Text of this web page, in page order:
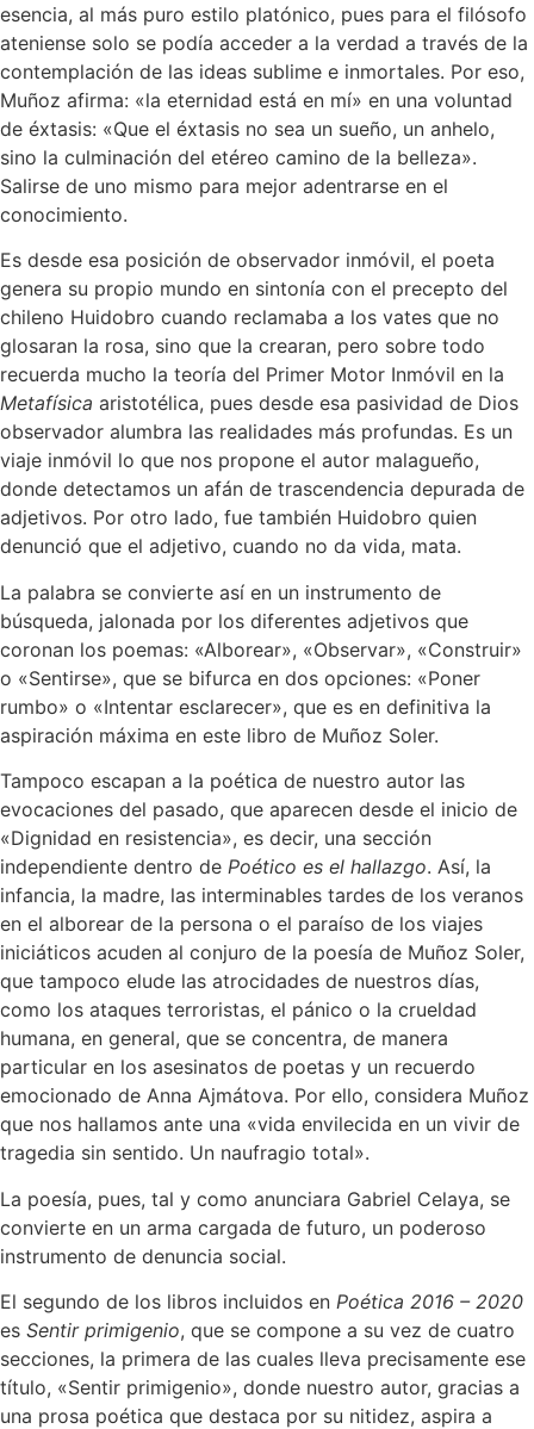
esencia, al más puro estilo platónico, pues para el filósofo
ateniense solo se podía acceder a la verdad a través de la
contemplación de las ideas sublime e inmortales. Por eso,
Muñoz afirma: «la eternidad está en mí» en una voluntad
de éxtasis: «Que el éxtasis no sea un sueño, un anhelo,
sino la culminación del etéreo camino de la belleza».
Salirse de uno mismo para mejor adentrarse en el
conocimiento.
Es desde esa posición de observador inmóvil, el poeta
genera su propio mundo en sintonía con el precepto del
chileno Huidobro cuando reclamaba a los vates que no
glosaran la rosa, sino que la crearan, pero sobre todo
recuerda mucho la teoría del Primer Motor Inmóvil en la
Metafísica aristotélica, pues desde esa pasividad de Dios
observador alumbra las realidades más profundas. Es un
viaje inmóvil lo que nos propone el autor malagueño,
donde detectamos un afán de trascendencia depurada de
adjetivos. Por otro lado, fue también Huidobro quien
denunció que el adjetivo, cuando no da vida, mata.
La palabra se convierte así en un instrumento de
búsqueda, jalonada por los diferentes adjetivos que
coronan los poemas: «Alborear», «Observar», «Construir»
o «Sentirse», que se bifurca en dos opciones: «Poner
rumbo» o «Intentar esclarecer», que es en definitiva la
aspiración máxima en este libro de Muñoz Soler.
Tampoco escapan a la poética de nuestro autor las
evocaciones del pasado, que aparecen desde el inicio de
«Dignidad en resistencia», es decir, una sección
independiente dentro de Poético es el hallazgo. Así, la
infancia, la madre, las interminables tardes de los veranos
en el alborear de la persona o el paraíso de los viajes
iniciáticos acuden al conjuro de la poesía de Muñoz Soler,
que tampoco elude las atrocidades de nuestros días,
como los ataques terroristas, el pánico o la crueldad
humana, en general, que se concentra, de manera
particular en los asesinatos de poetas y un recuerdo
emocionado de Anna Ajmátova. Por ello, considera Muñoz
que nos hallamos ante una «vida envilecida en un vivir de
tragedia sin sentido. Un naufragio total».
La poesía, pues, tal y como anunciara Gabriel Celaya, se
convierte en un arma cargada de futuro, un poderoso
instrumento de denuncia social.
El segundo de los libros incluidos en Poética 2016 – 2020
es Sentir primigenio, que se compone a su vez de cuatro
secciones, la primera de las cuales lleva precisamente ese
título, «Sentir primigenio», donde nuestro autor, gracias a
una prosa poética que destaca por su nitidez, aspira a